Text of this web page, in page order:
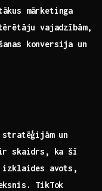
mārketinga
vajadzībām,
konversija ‌un
un
ir skaidrs,‌ ka šī
⁣izklaides avots,
TikTok